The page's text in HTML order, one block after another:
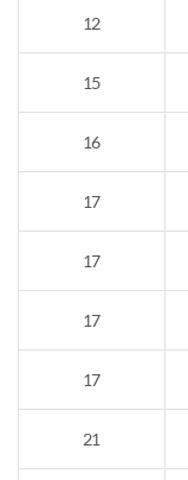
12
15
16
17
17
17
17
21